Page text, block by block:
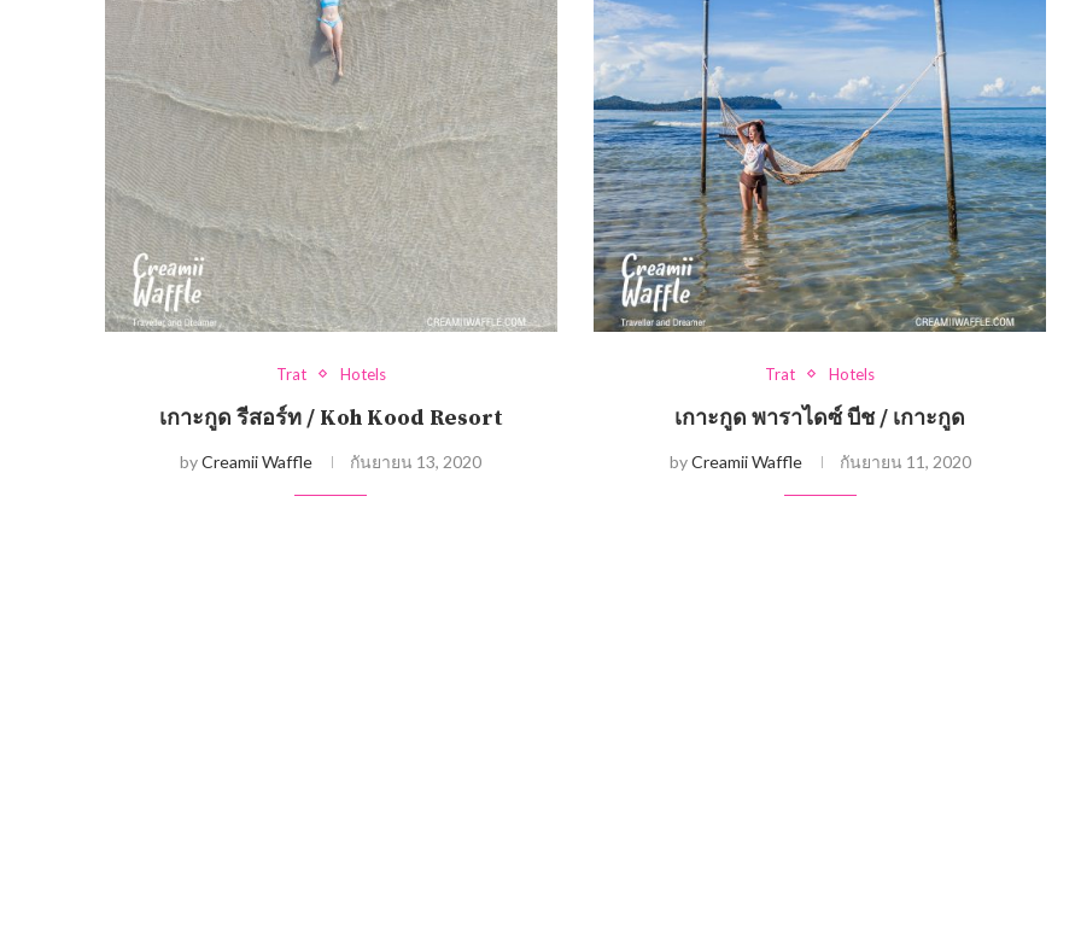
Trat Hotels
เกาะกูด รีสอร์ท / Koh Kood Resort
byCreamii Waffle กันยายน 13, 2020
Trat Hotels
เกาะกูด พาราไดซ์ บีช / เกาะกูด
byCreamii Waffle กันยายน 11, 2020